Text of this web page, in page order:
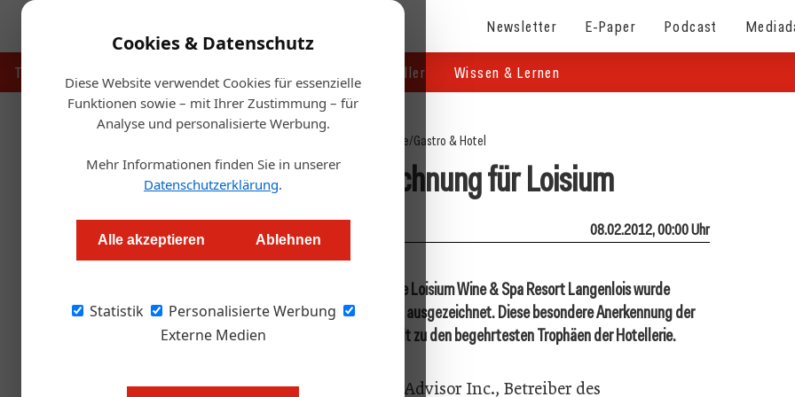
Cookies & Datenschutz
Diese Website verwendet Cookies für essenzielle
Funktionen sowie – mit Ihrer Zustimmung – für
Analyse und personalisierte Werbung.
Mehr Informationen finden Sie in unserer
Datenschutzerklärung.
Alle akzeptieren Ablehnen
Statistik
Personalisierte Werbung
Externe Medien
Newsletter E-Paper Podcast
Touristik Handel & Hersteller Wissen & Lernen
Startseite/Gastro & Hotel
Weitere Auszeichnung für Loisium
Redaktion.OEGZ 08.02.2012, 00:00 Uhr
Langenlois. Das bereits mehrfach preisgekrönte Loisium Wine & Spa Resort Langenlois wurde
kürzlich mit dem Travellers' Choice Award 2012 ausgezeichnet. Diese besondere Anerkennung der
weltweit größten Reisewebsite TripAdvisor zählt zu den begehrtesten Trophäen der Hotellerie.
Vor wenigen Tagen verkündete TripAdvisor Inc., Betreiber des